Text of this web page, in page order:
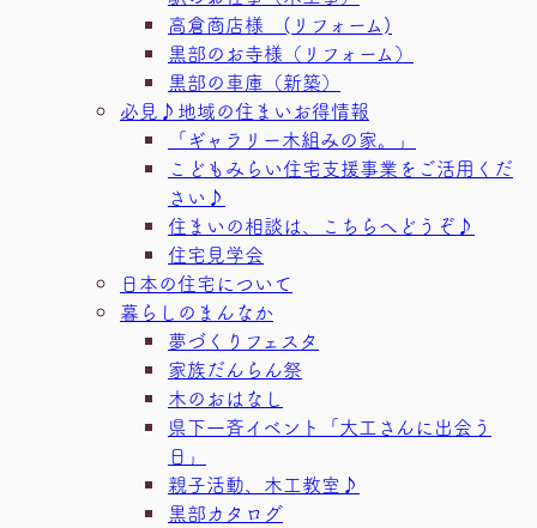
高倉商店様 (リフォーム)
黒部のお寺様（リフォーム）
黒部の車庫（新築）
必見♪地域の住まいお得情報
「ギャラリー木組みの家。」
こどもみらい住宅支援事業をご活用くだ
さい♪
住まいの相談は、こちらへどうぞ♪
住宅見学会
日本の住宅について
暮らしのまんなか
夢づくりフェスタ
家族だんらん祭
木のおはなし
県下一斉イベント「大工さんに出会う
日」
親子活動、木工教室♪
黒部カタログ